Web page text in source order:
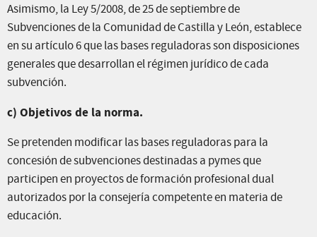
Asimismo, la Ley 5/2008, de 25 de septiembre de
Subvenciones de la Comunidad de Castilla y León, establece
en su artículo 6 que las bases reguladoras son disposiciones
generales que desarrollan el régimen jurídico de cada
subvención.
c) Objetivos de la norma.
Se pretenden modificar las bases reguladoras para la
concesión de subvenciones destinadas a pymes que
participen en proyectos de formación profesional dual
autorizados por la consejería competente en materia de
educación.